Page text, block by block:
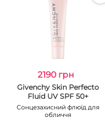
2190 грн
Givenchy Skin Perfecto
Fluid UV SPF 50+
Сонцезахисний флюїд для
обличчя